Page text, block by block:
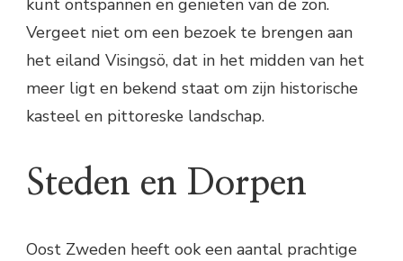
kunt ontspannen en genieten van de zon.
Vergeet niet om een bezoek te brengen aan
het eiland Visingsö, dat in het midden van het
meer ligt en bekend staat om zijn historische
kasteel en pittoreske landschap.
Steden en Dorpen
Oost Zweden heeft ook een aantal prachtige